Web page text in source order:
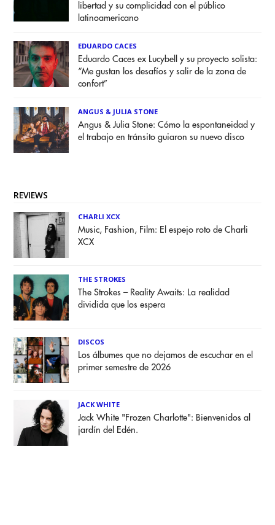
libertad y su complicidad con el público
latinoamericano
EDUARDO CACES
Eduardo Caces ex Lucybell y su proyecto solista:
“Me gustan los desafíos y salir de la zona de
confort”
ANGUS & JULIA STONE
Angus & Julia Stone: Cómo la espontaneidad y
el trabajo en tránsito guiaron su nuevo disco
REVIEWS
CHARLI XCX
Music, Fashion, Film: El espejo roto de Charli
XCX
THE STROKES
The Strokes – Reality Awaits: La realidad
dividida que los espera
DISCOS
Los álbumes que no dejamos de escuchar en el
primer semestre de 2026
JACK WHITE
Jack White "Frozen Charlotte": Bienvenidos al
jardín del Edén.